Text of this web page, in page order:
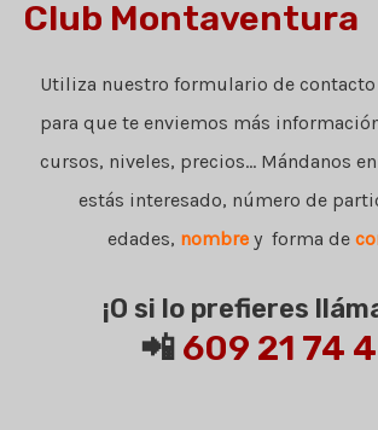
Club Montaventura
Utiliza nuestro formulario de
para que te enviemos más
cursos, niveles, precios... Mándanos
estás interesado, número de
edades, nombrey forma de
¡O si lo prefieres
📲 609 21 74